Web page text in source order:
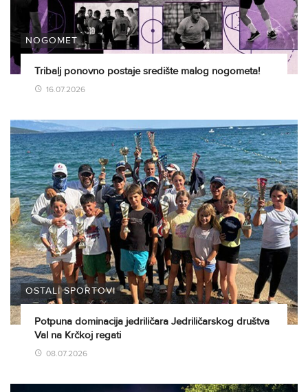
NOGOMET
Tribalj ponovno postaje središte malog nogometa!
16.07.2026
OSTALI SPORTOVI
Potpuna dominacija jedriličara Jedriličarskog društva
Val na Krčkoj regati
08.07.2026